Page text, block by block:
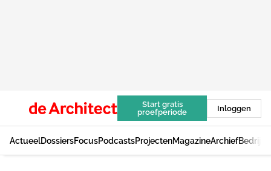
Start gratis
proefperiode
Inloggen
ActueelDossiersFocusPodcastsProjectenMagazineArchief